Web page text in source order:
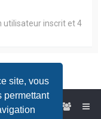
site, vous
permettant
utilisateur inscrit et 4